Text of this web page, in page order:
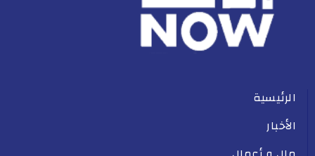
الرئيسية
الأخبار